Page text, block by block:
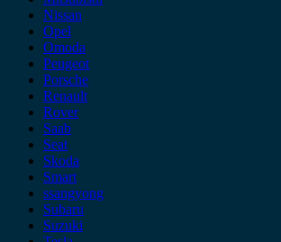
Nissan
Opel
Omoda
Peugeot
Porsche
Renault
Rover
Saab
Seat
Skoda
Smart
ssangyong
Subaru
Suzuki